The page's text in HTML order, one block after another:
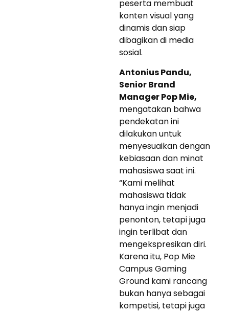
peserta membuat
konten visual yang
dinamis dan siap
dibagikan di media
sosial.
Antonius Pandu,
Senior Brand
Manager Pop Mie,
mengatakan bahwa
pendekatan ini
dilakukan untuk
menyesuaikan dengan
kebiasaan dan minat
mahasiswa saat ini.
“Kami melihat
mahasiswa tidak
hanya ingin menjadi
penonton, tetapi juga
ingin terlibat dan
mengekspresikan diri.
Karena itu, Pop Mie
Campus Gaming
Ground kami rancang
bukan hanya sebagai
kompetisi, tetapi juga